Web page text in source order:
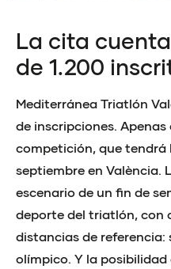
La cita
de 1.200
Mediterránea Triatlón
de inscripciones.
competición, que tendrá
septiembre en València.
escenario de un fin de
deporte del triatlón, con
distancias de
olímpico. Y la